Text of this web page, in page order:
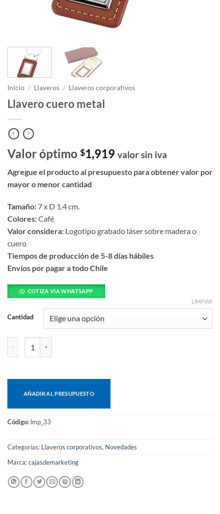
Inicio / Llaveros / Llaveros corporativos
Llavero cuero metal
Valor óptimo $1,919 valor sin iva
Agregue el producto al presupuesto para obtener valor por
mayor o menor cantidad
Tamaño: 7 x D 1.4 cm.
Colores:Café
Valor considera: Logotipo grabado láser sobre madera o
cuero
Tiempos de producción de 5-8 días hábiles
Envíos por pagar a todo Chile
COTIZA VIA WHATSAPP
Cantidad
LIMPIAR
AÑADIR AL PRESUPUESTO
Código: lmp_33
Categorías: Llaveros corporativos, Novedades
Marca:cajasdemarketing